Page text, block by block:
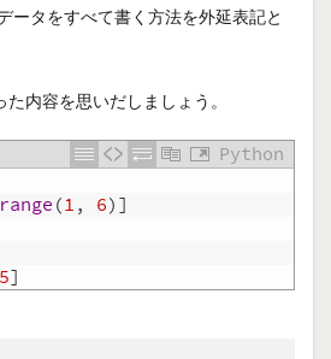
ータをすべて書く方法を外延表記と
内容を思いだしましょう。
Python
range(1, 6)]
5]